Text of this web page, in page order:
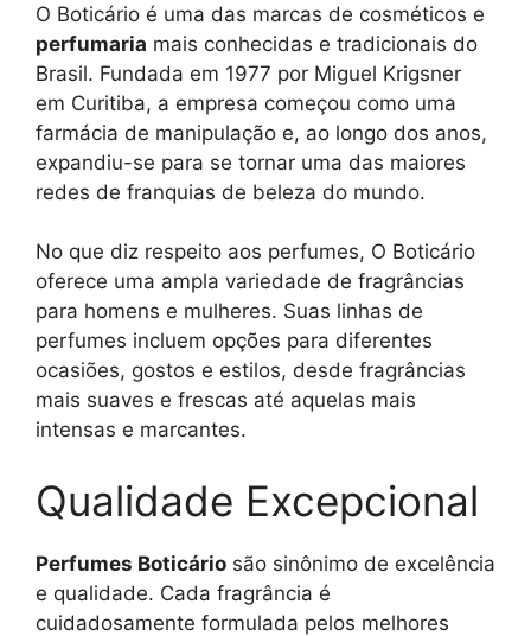
O Boticário é uma das marcas de cosméticos e
perfumaria mais conhecidas e tradicionais do
Brasil. Fundada em 1977 por Miguel Krigsner
em Curitiba, a empresa começou como uma
farmácia de manipulação e, ao longo dos anos,
expandiu-se para se tornar uma das maiores
redes de franquias de beleza do mundo.
No que diz respeito aos perfumes, O Boticário
oferece uma ampla variedade de fragrâncias
para homens e mulheres. Suas linhas de
perfumes incluem opções para diferentes
ocasiões, gostos e estilos, desde fragrâncias
mais suaves e frescas até aquelas mais
intensas e marcantes.
Qualidade Excepcional
Perfumes Boticário são sinônimo de excelência
e qualidade. Cada fragrância é
cuidadosamente formulada pelos melhores